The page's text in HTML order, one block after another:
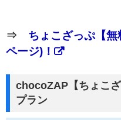
⇒ ちょこざっぷ【
ページ)！
chocoZAP【ちょこ
プラン